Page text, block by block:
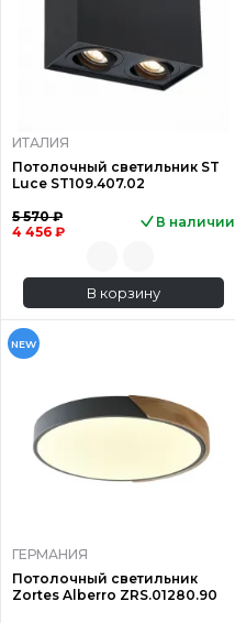
ИТАЛИЯ
Потолочный светильник ST
Luce ST109.407.02
5 570 ₽
4 456 ₽
В наличии
В корзину
NEW
ГЕРМАНИЯ
Потолочный светильник
Zortes Alberro ZRS.01280.90